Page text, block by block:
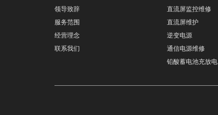
领导致辞
服务范围
经营理念
联系我们
直流屏监控维修
直流屏维护
逆变电源
通信电源维修
铅酸蓄电池充放电